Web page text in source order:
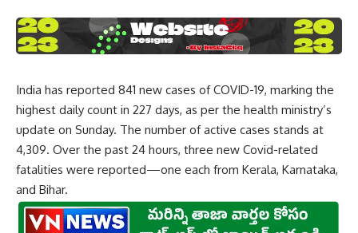
India has reported 841 new cases of COVID-19, marking the
highest daily count in 227 days, as per the health ministry’s
update on Sunday. The number of active cases stands at
4,309. Over the past 24 hours, three new Covid-related
fatalities were reported—one each from Kerala, Karnataka,
and Bihar.